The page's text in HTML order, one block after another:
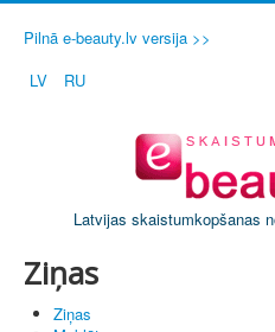
Pilnā e-beauty.lv versija >>
LV
RU
Latvijas skaistumkopšanas
Ziņas
Ziņas